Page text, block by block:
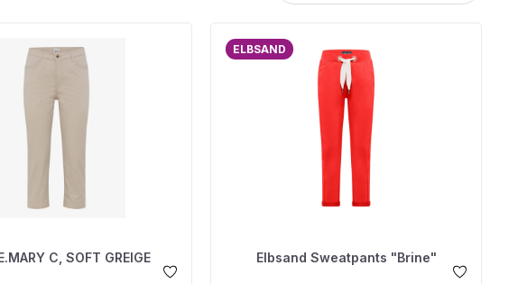
C, SOFT GREIGE
ELBSAND
Elbsand Sweatpants "Brine"